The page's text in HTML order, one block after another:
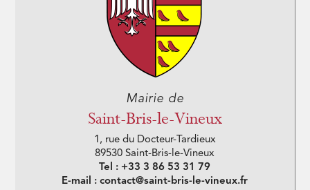
Mairie de
Saint-Bris-le-Vineux
1, rue du Docteur-Tardieux
89530 Saint-Bris-le-Vineux
Tel : +33 3 86 53 31 79
E-mail : contact@saint-bris-le-vineux.fr